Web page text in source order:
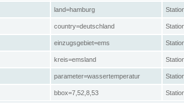
land=hamburg
country=deutschland
einzugsgebiet=ems
kreis=emsland
parameter=wassertemperatur
bbox=7,52,8,53